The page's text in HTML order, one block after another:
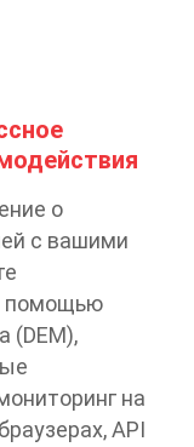
о
с вашими
помощью
(DEM),
на
API